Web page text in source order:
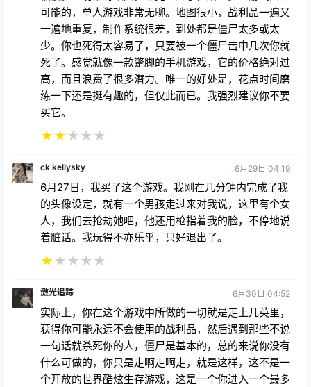
可能的，单人游戏非常无聊。地图很小，战利品一遍又
一遍地重复，制作系统很差，到处都是僵尸太多或太
少。你也死得太容易了，只要被一个僵尸击中几次你就
死了。感觉就像一款蹩脚的手机游戏，它的价格绝对过
高，而且浪费了很多潜力。唯一的好处是，花点时间磨
练一下还是挺有趣的，但仅此而已。我强烈建议你不要
买它。
★★★ ★ ★
ck.kellysky 6月29日 04:19
6月27日，我买了这个游戏。我刚在几分钟内完成了我
的头像设定，就有一个男孩走过来对我说，这里有个女
人，我们去抢劫她吧，他还用枪指着我的脸，不停地说
着脏话。我玩得不亦乐乎，只好退出了。
★★ ★ ★ ★
激光追踪 6月30日 04:52
实际上，你在这个游戏中所做的一切就是走上几英里，
获得你可能永远不会使用的战利品，然后遇到那些不说
一句话就杀死你的人，僵尸是基本的，总的来说你没有
什么可做的，你只是走啊走啊走，就是这样，这不是一
个开放的世界酷炫生存游戏，这是一个你进入一个最多